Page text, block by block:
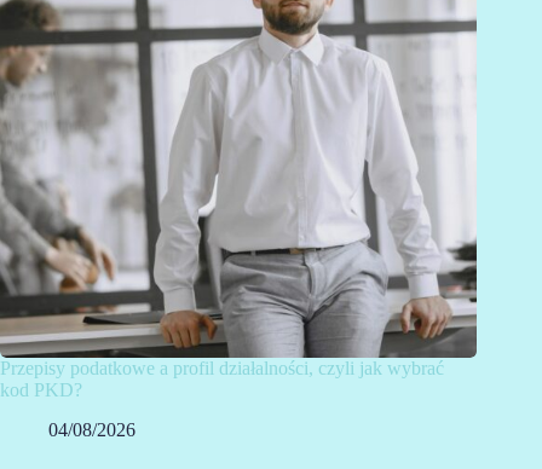
Przepisy podatkowe a profil działalności, czyli jak wybrać
kod PKD?
04/08/2026